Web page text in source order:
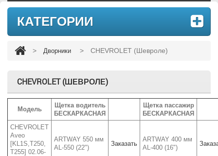
КАТЕГОРИИ
> Дворники > CHEVROLET (Шевроле)
CHEVROLET (ШЕВРОЛЕ)
Модель
Щетка водитель
БЕСКАРКАСНАЯ
Щетка пассажир
БЕСКАРКАСНАЯ
CHEVROLET
Aveo
[KL1S,T250,
T255] 02.06-
ARTWAY 550 мм
AL-550 (22")
Заказать
ARTWAY 400 мм
AL-400 (16")